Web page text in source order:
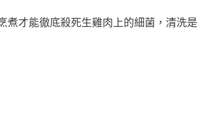
煮才能徹底殺死生雞肉上的細菌，清洗是